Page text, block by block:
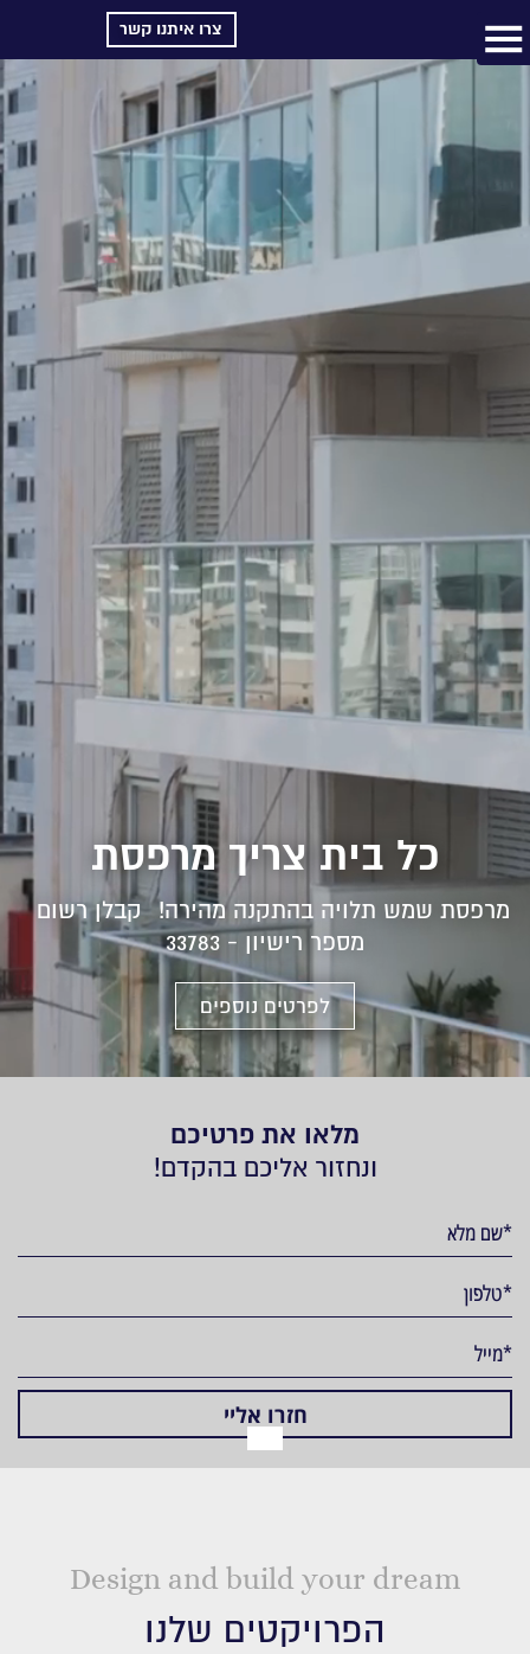
צרו איתנו קשר
כל בית צריך מרפסת
מרפסת שמש תלויה בהתקנה מהירה! קבלן רשום
מספר רישיון - 33783
לפרטים נוספים
מלאו את פרטיכם
ונחזור אליכם בהקדם!
Design and build your dream
הפרויקטים שלנו